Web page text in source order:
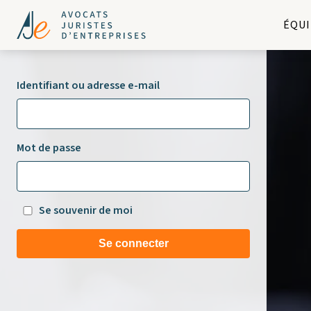
Identifiant ou adresse e-mail
Mot de passe
Se souvenir de moi